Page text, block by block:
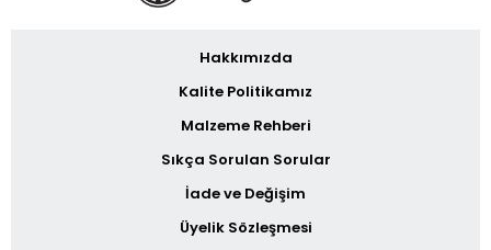
Hakkımızda
Kalite Politikamız
Malzeme Rehberi
Sıkça Sorulan Sorular
İade ve Değişim
Üyelik Sözleşmesi